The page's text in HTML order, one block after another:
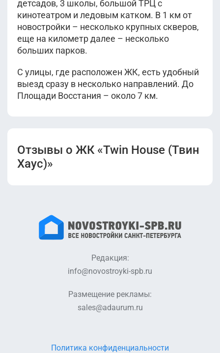
детсадов, 3 школы, большой ТРЦ с
кинотеатром и ледовым катком. В 1 км от
новостройки – несколько крупных скверов,
еще на километр далее – несколько
больших парков.
С улицы, где расположен ЖК, есть удобный
выезд сразу в несколько направлений. До
Площади Восстания – около 7 км.
Отзывы о ЖК «Twin House (Твин
Хаус)»
Редакция:
info@novostroyki-spb.ru
Размещение рекламы:
sales@adaurum.ru
Политика конфиденциальности